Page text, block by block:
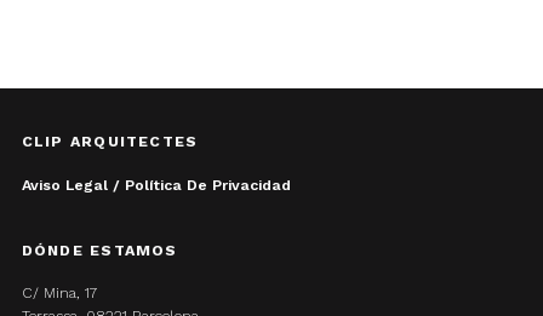
CLIP ARQUITECTES
Aviso Legal / Política De Privacidad
DÓNDE ESTAMOS
C/ Mina, 17